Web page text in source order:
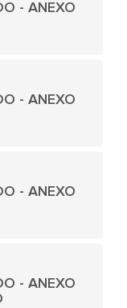
- ANEXO
- ANEXO
- ANEXO
- ANEXO